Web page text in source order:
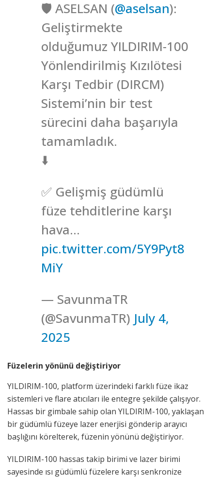
🛡️ ASELSAN (@aselsan):
Geliştirmekte
olduğumuz YILDIRIM-100
Yönlendirilmiş Kızılötesi
Karşı Tedbir (DIRCM)
Sistemi’nin bir test
sürecini daha başarıyla
tamamladık.
⬇️
✅ Gelişmiş güdümlü
füze tehditlerine karşı
hava…
pic.twitter.com/5Y9Pyt8
MiY
— SavunmaTR
(@SavunmaTR) July 4,
2025
Füzelerin yönünü değiştiriyor
YILDIRIM-100, platform üzerindeki farklı füze ikaz
sistemleri ve flare atıcıları ile entegre şekilde çalışıyor.
Hassas bir gimbale sahip olan YILDIRIM-100, yaklaşan
bir güdümlü füzeye lazer enerjisi gönderip arayıcı
başlığını körelterek, füzenin yönünü değiştiriyor.
YILDIRIM-100 hassas takip birimi ve lazer birimi
sayesinde ısı güdümlü füzelere karşı senkronize